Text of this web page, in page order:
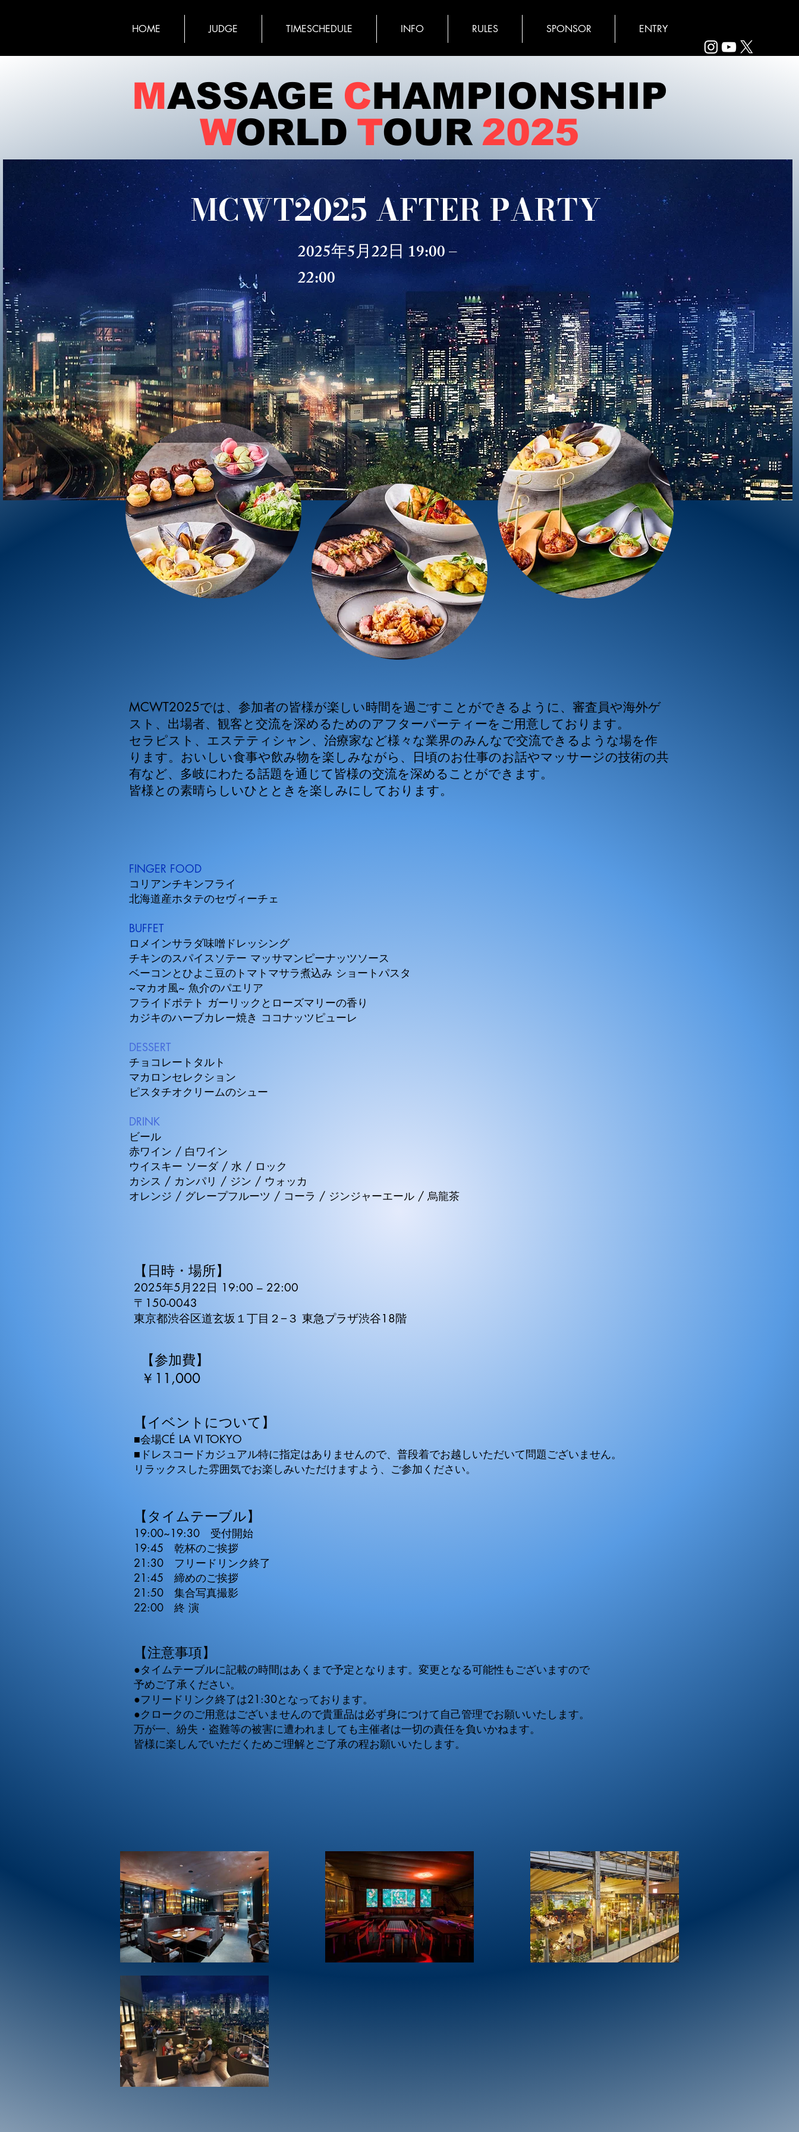
HOME JUDGE TIMESCHEDULE INFO RULES SPONSOR ENTRY
MASSAGE CHAMPIONSHIP
WORLD TOUR 2025
MCWT2025 AFTER PARTY
2025年5月22日 19:00 –
22:00
MCWT2025では、参加者の皆様が楽しい時間を過ごすことができるように、審査員や海外ゲ
スト、出場者、観客と交流を深めるためのアフターパーティーをご用意しております。
セラピスト、エステティシャン、治療家など様々な業界のみんなで交流できるような場を作
ります。おいしい食事や飲み物を楽しみながら、日頃のお仕事のお話やマッサージの技術の共
有など、多岐にわたる話題を通じて皆様の交流を深めることができます。
皆様との素晴らしいひとときを楽しみにしております。
FINGER FOOD
コリアンチキンフライ
北海道産ホタテのセヴィーチェ
BUFFET
ロメインサラダ味噌ドレッシング​
チキンのスパイスソテー マッサマンピーナッツソース​
ベーコンとひよこ豆のトマトマサラ煮込み ショートパスタ​
~マカオ風~ 魚介のパエリア
フライドポテト ガーリックとローズマリーの香り​
カジキのハーブカレー焼き ココナッツピューレ
DESSERT
チョコレートタルト​
マカロンセレクション​
ピスタチオクリームのシュー
DRINK
ビール
赤ワイン / 白ワイン
ウイスキー ソーダ / 水 / ロック
カシス / カンパリ / ジン / ウォッカ
オレンジ / グレープフルーツ / コーラ / ジンジャーエール / 烏龍茶
【日時・場所】
2025年5月22日 19:00 – 22:00
〒150-0043
東京都渋谷区道玄坂１丁目２−３ 東急プラザ渋谷18階
【イベントについて】
■会場CÉ LA VI TOKYO
■ドレスコードカジュアル特に指定はありませんので、普段着でお越しいただいて問題ございません。
リラックスした雰囲気でお楽しみいただけますよう、ご参加ください。
【タイムテーブル】
19:00~19:30 受付開始
19:45 乾杯のご挨拶
21:30 フリードリンク終了
21:45 締めのご挨拶
21:50 集合写真撮影
22:00 終 演
【注意事項】
●タイムテーブルに記載の時間はあくまで予定となります。変更となる可能性もございますので
予めご了承ください。
●フリードリンク終了は21:30となっております。
●クロークのご用意はございませんので貴重品は必ず身につけて自己管理でお願いいたします。
万が一、紛失・盗難等の被害に遭われましても主催者は一切の責任を負いかねます。
皆様に楽しんでいただくためご理解とご了承の程お願いいたします。
【参加費】
​￥11,000